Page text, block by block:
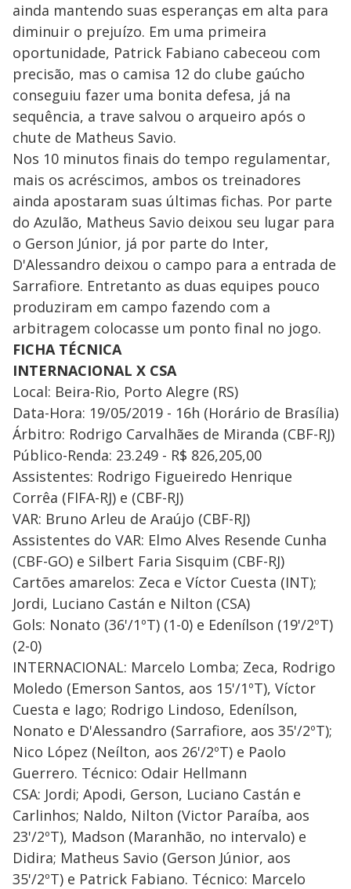
ainda mantendo suas esperanças em alta para
diminuir o prejuízo. Em uma primeira
oportunidade, Patrick Fabiano cabeceou com
precisão, mas o camisa 12 do clube gaúcho
conseguiu fazer uma bonita defesa, já na
sequência, a trave salvou o arqueiro após o
chute de Matheus Savio.
Nos 10 minutos finais do tempo regulamentar,
mais os acréscimos, ambos os treinadores
ainda apostaram suas últimas fichas. Por parte
do Azulão, Matheus Savio deixou seu lugar para
o Gerson Júnior, já por parte do Inter,
D'Alessandro deixou o campo para a entrada de
Sarrafiore. Entretanto as duas equipes pouco
produziram em campo fazendo com a
arbitragem colocasse um ponto final no jogo.
FICHA TÉCNICA
​INTERNACIONAL X CSA
Local: Beira-Rio, Porto Alegre (RS)
Data-Hora: 19/05/2019 - 16h (Horário de Brasília)
​Árbitro: Rodrigo Carvalhães de Miranda (CBF-RJ)
Público-Renda: 23.249 - R$ 826,205,00
Assistentes: Rodrigo Figueiredo Henrique
Corrêa (FIFA-RJ) e (CBF-RJ)
​VAR: Bruno Arleu de Araújo (CBF-RJ)
Assistentes do VAR: Elmo Alves Resende Cunha
(CBF-GO) e Silbert Faria Sisquim (CBF-RJ)
​Cartões amarelos: Zeca e Víctor Cuesta (INT);
Jordi, Luciano Castán e Nilton (CSA)
Gols: Nonato (36'/1ºT) (1-0) e Edenílson (19'/2ºT)
(2-0)
INTERNACIONAL: Marcelo Lomba; Zeca, Rodrigo
Moledo (Emerson Santos, aos 15'/1ºT), Víctor
Cuesta e Iago; Rodrigo Lindoso, Edenílson,
Nonato e D'Alessandro (Sarrafiore, aos 35'/2ºT);
Nico López (Neílton, aos 26'/2ºT) e Paolo
Guerrero. Técnico: Odair Hellmann
CSA: Jordi; Apodi, Gerson, Luciano Castán e
Carlinhos; Naldo, Nilton (Victor Paraíba, aos
23'/2ºT), Madson (Maranhão, no intervalo) e
Didira; Matheus Savio (Gerson Júnior, aos
35'/2ºT) e Patrick Fabiano. Técnico: Marcelo